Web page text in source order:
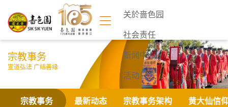
关於啬色园
社会责任
新闻中心
活动日志
联络我们
宗教事务
宣道弘法 广结善缘
宗教事务 最新动态 宗教事务架构 黄大仙信